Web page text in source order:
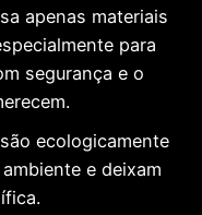
apenas materiais
para
segurança e o
ecologicamente
e deixam